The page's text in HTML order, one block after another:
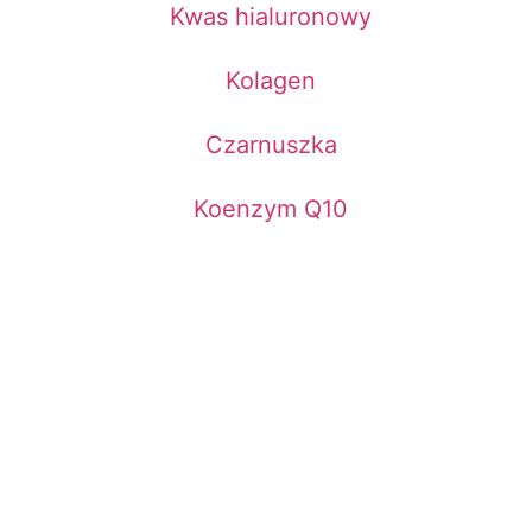
Kwas hialuronowy
Kolagen
Czarnuszka
Koenzym Q10